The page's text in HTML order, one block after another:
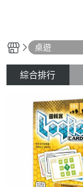
桌遊
綜合排行